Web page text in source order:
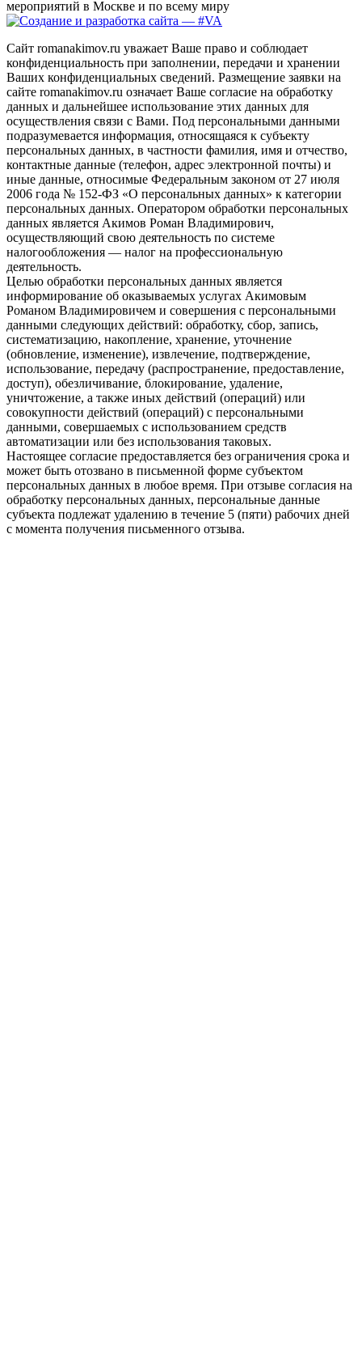
мероприятий в Москве и по всему миру
Сайт romanakimov.ru уважает Ваше право и соблюдает
конфиденциальность при заполнении, передачи и хранении
Ваших конфиденциальных сведений. Размещение заявки на
сайте romanakimov.ru означает Ваше согласие на обработку
данных и дальнейшее использование этих данных для
осуществления связи с Вами. Под персональными данными
подразумевается информация, относящаяся к субъекту
персональных данных, в частности фамилия, имя и отчество,
контактные данные (телефон, адрес электронной почты) и
иные данные, относимые Федеральным законом от 27 июля
2006 года № 152-ФЗ «О персональных данных» к категории
персональных данных. Оператором обработки персональных
данных является Акимов Роман Владимирович,
осуществляющий свою деятельность по системе
налогообложения — налог на профессиональную
деятельность.
Целью обработки персональных данных является
информирование об оказываемых услугах Акимовым
Романом Владимировичем и совершения с персональными
данными следующих действий: обработку, сбор, запись,
систематизацию, накопление, хранение, уточнение
(обновление, изменение), извлечение, подтверждение,
использование, передачу (распространение, предоставление,
доступ), обезличивание, блокирование, удаление,
уничтожение, а также иных действий (операций) или
совокупности действий (операций) с персональными
данными, совершаемых с использованием средств
автоматизации или без использования таковых.
Настоящее согласие предоставляется без ограничения срока и
может быть отозвано в письменной форме субъектом
персональных данных в любое время. При отзыве согласия на
обработку персональных данных, персональные данные
субъекта подлежат удалению в течение 5 (пяти) рабочих дней
с момента получения письменного отзыва.